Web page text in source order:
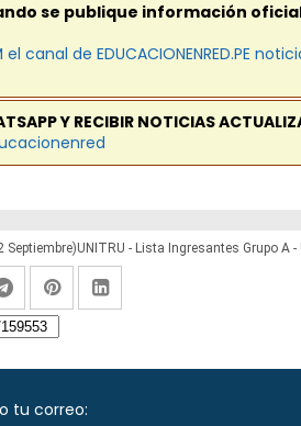
se publique información
canal de EDUCACIONENRED.PE
Y RECIBIR NOTICIAS
tu correo: